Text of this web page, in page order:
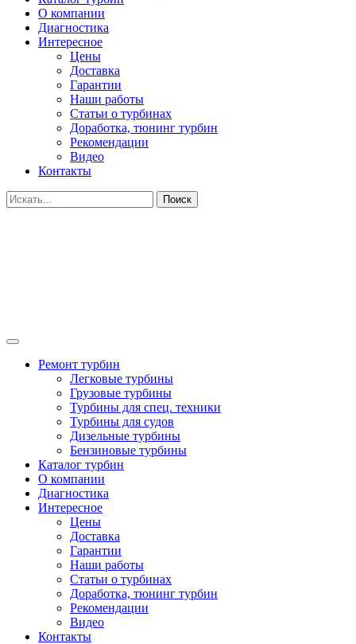
О компании
Диагностика
Интересное
Цены
Доставка
Гарантии
Наши работы
Статьи о турбинах
Доработка, тюнинг турбин
Рекомендации
Видео
Контакты
Поиск
Ремонт турбин
Легковые турбины
Грузовые турбины
Турбины для спец. техники
Турбины для судов
Дизельные турбины
Бензиновые турбины
Каталог турбин
О компании
Диагностика
Интересное
Цены
Доставка
Гарантии
Наши работы
Статьи о турбинах
Доработка, тюнинг турбин
Рекомендации
Видео
Контакты